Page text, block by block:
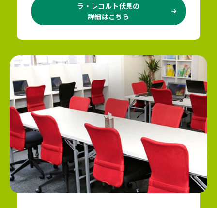
ラ・レコルト伏見の
詳細はこちら